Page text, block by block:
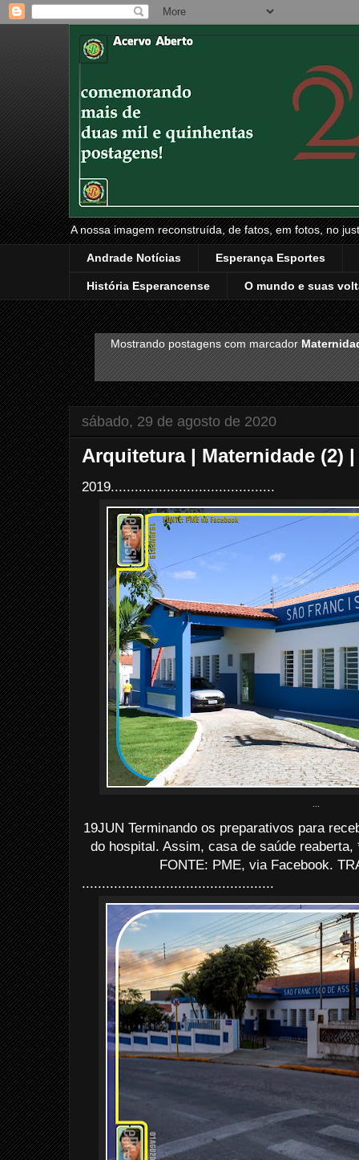
A nossa imagem reconstruída, de fatos, em fotos, no
Andrade Notícias Esperança Esportes
História Esperancense O mundo e suas
Mostrando postagens com marcador
sábado, 29 de agosto de 2020
Arquitetura | Maternidade (2) |
2019.........................................
19JUN Terminando os preparativos para
do hospital. Assim, casa de saúde
FONTE: PME, via Facebook.
................................................